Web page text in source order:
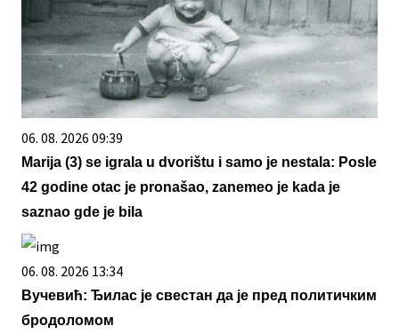
06. 08. 2026 09:39
Marija (3) se igrala u dvorištu i samo je nestala: Posle
42 godine otac je pronašao, zanemeo je kada je
saznao gde je bila
06. 08. 2026 13:34
Вучевић: Ђилас је свестан да је пред политичким
бродоломом